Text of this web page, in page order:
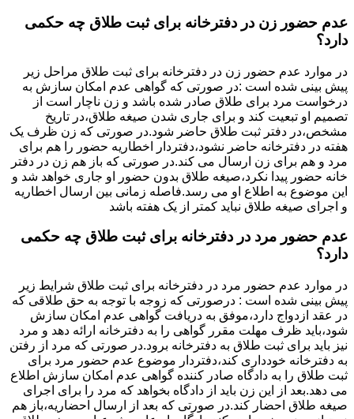
عدم حضور زن در دفترخانه برای ثبت طلاق چه حکمی
دارد؟
در موارد عدم حضور زن در دفترخانه برای ثبت طلاق مراحل زیر
پیش بینی شده است :در صورتی که گواهی عدم امکان سازش به
درخواست مرد برای طلاق صادر شده باشد و زن ناچار است از
تصمیم او تبعیت کند و برای جاری شدن صیغه طلاق،در تاریخ
مشخص،در دفتر ثبت طلاق حاضر شود.در صورتی که زن ظرف یک
هفته در دفترخانه حاضر نشود،دفتردار اخطاریه حضور را هم برای
مرد و هم برای زن ارسال می کند.در صورتی که باز هم زن در دفتر
خانه حضور پیدا نکرد،صیغه طلاق بدون حضور او جاری خواهد شد و
این موضوع به اطلاع او می رسد.فاصله زمانی بین ارسال اخطاریه
و اجرای صیغه طلاق نباید کمتر از یک هفته باشد
عدم حضور مرد در دفترخانه برای ثبت طلاق چه حکمی
دارد؟
در موارد عدم حضور مرد در دفترخانه برای ثبت طلاق شرایط زیر
پیش بینی شده است : درصورتی که زوجه با توجه به حق طلاقی که
در عقد ازدواج دارد،موفق به دریافت گواهی عدم امکان سازش
شود،باید ظرف مهلت مقرر گواهی را به دفترخانه ارائه دهد و مرد
نیز باید برای ثبت طلاق به دفترخانه برود.در صورتی که مرد از رفتن
به دفترخانه خودداری کند،دفتردار موضوع عدم حضور مرد برای
ثبت طلاق را به دادگاه صادر کننده گواهی عدم امکان سازش اطلاع
می دهد.بعد از این زن باید از دادگاه بخواهد که مرد را برای اجرای
صیغه طلاق احضار کند.در صورتی که بعد از ارسال احضاریه،باز هم